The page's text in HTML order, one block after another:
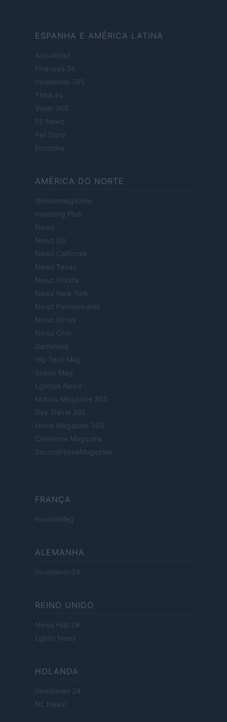
ESPANHA E AMÉRICA LATINA
Actualidad
Finanzas 24
Investindo 365
Think.es
Viajar 365
ES Newz
Pet Story
Encocina
AMÉRICA DO NORTE
Womanmagazine
Investing Plus
Newz
Newz US
Newz California
Newz Texas
Newz Florida
Newz New York
Newz Pennsylvania
Newz Illinois
Newz Ohio
Gameland
Hig Tech Mag
Scoop Mag
Lgbtqia News
Motors Magazine 365
Day Travel 365
Home Magazine 365
Cineverse Magazine
SecondHomeMagazine
FRANÇA
InvestirMag
ALEMANHA
Investieren24
REINO UNIDO
News Hub UK
Lgbtq News
HOLANDA
Investeren 24
NL Newz